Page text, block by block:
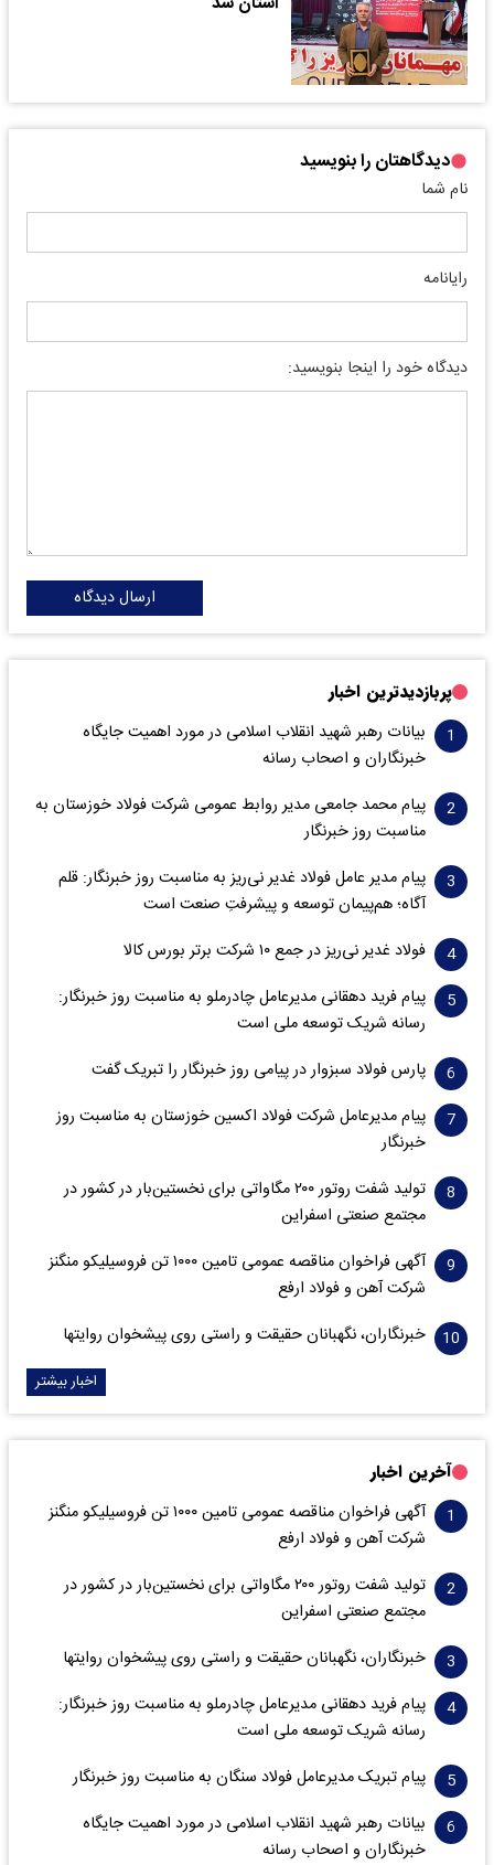
دیدگاهتان را بنویسید
نام شما
رایانامه
دیدگاه خود را اینجا بنویسید:
ارسال دیدگاه
پربازدیدترین اخبار
بیانات رهبر شهید انقلاب اسلامی در مورد اهمیت جایگاه
خبرنگاران و اصحاب رسانه
پیام محمد جامعی مدیر روابط عمومی شرکت فولاد خوزستان به
مناسبت روز خبرنگار
پیام مدیر عامل فولاد غدیر نی‌ریز به مناسبت روز خبرنگار: قلم
آگاه؛ هم‌پیمان توسعه و پیشرفتِ صنعت است
فولاد غدیر نی‌ریز در جمع ۱۰ شرکت برتر بورس کالا
پیام فرید دهقانی مدیرعامل چادرملو به مناسبت روز خبرنگار:
رسانه شریک توسعه ملی است
پارس فولاد سبزوار در پیامی روز خبرنگار را تبریک گفت
پیام مدیرعامل شرکت فولاد اکسین خوزستان به مناسبت روز
خبرنگار
تولید شفت روتور ۲۰۰ مگاواتی برای نخستین‌بار در کشور در
مجتمع صنعتی اسفراین
آگهی فراخوان مناقصه عمومی تامین ۱۰۰۰ تن فروسیلیکو منگنز
شرکت آهن و فولاد ارفع
خبرنگاران، نگهبانان حقیقت و راستی روی پیشخوان روایت­ها
اخبار بیشتر
آخرین اخبار
آگهی فراخوان مناقصه عمومی تامین ۱۰۰۰ تن فروسیلیکو منگنز
شرکت آهن و فولاد ارفع
تولید شفت روتور ۲۰۰ مگاواتی برای نخستین‌بار در کشور در
مجتمع صنعتی اسفراین
خبرنگاران، نگهبانان حقیقت و راستی روی پیشخوان روایت­ها
پیام فرید دهقانی مدیرعامل چادرملو به مناسبت روز خبرنگار:
رسانه شریک توسعه ملی است
پیام تبریک مدیرعامل فولاد سنگان به مناسبت روز خبرنگار
بیانات رهبر شهید انقلاب اسلامی در مورد اهمیت جایگاه
خبرنگاران و اصحاب رسانه